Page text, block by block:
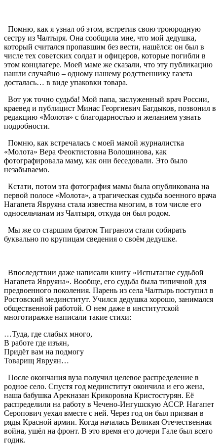
Помню, как я узнал об этом, встретив свою троюродную
сестру из Чалтыря. Она сообщила мне, что мой дедушка,
который считался пропавшим без вести, нашёлся: он был в
числе тех советских солдат и офицеров, которые погибли в
этом концлагере. Моей маме же сказали, что эту публикацию
нашли случайно – одному нашему родственнику газета
досталась… в виде упаковки товара.
Вот уж точно судьба! Мой папа, заслуженный врач России,
краевед и публицист Минас Георгиевич Багдыков, позвонил в
редакцию «Молота» с благодарностью и желанием узнать
подробности.
Помню, как встречалась с моей мамой журналистка
«Молота» Вера Феоктистовна Волошинова, как
фотографировала маму, как они беседовали. Это было
незабываемо.
Кстати, потом эта фотография мамы была опубликована на
первой полосе «Молота», а трагическая судьба военного врача
Нагапета Явруяна стала известна многим, в том числе его
односельчанам из Чалтыря, откуда он был родом.
Мы же со старшим братом Тиграном стали собирать
буквально по крупицам сведения о своём дедушке.
Впоследствии даже написали книгу «Испытание судьбой
Нагапета Явруяна». Вообще, его судьба была типичной для
предвоенного поколения. Парень из села Чалтырь поступил в
Ростовский мединститут. Учился дедушка хорошо, занимался
общественной работой. О нем даже в институтской
многотиражке написали такие стихи:
…Туда, где слабых много,
В работе где изъян,
Придёт вам на подмогу
Товарищ Явруян…
После окончания вуза получил целевое распределение в
родное село. Спустя год мединститут окончила и его жена,
наша бабушка Арекназан Крикоровна Кристостурян. Её
распределили на работу в Чечено-Ингушскую АССР. Нагапет
Серопович уехал вместе с ней. Через год он был призван в
ряды Красной армии. Когда началась Великая Отечественная
война, ушёл на фронт. В это время его дочери Гале был всего
годик.